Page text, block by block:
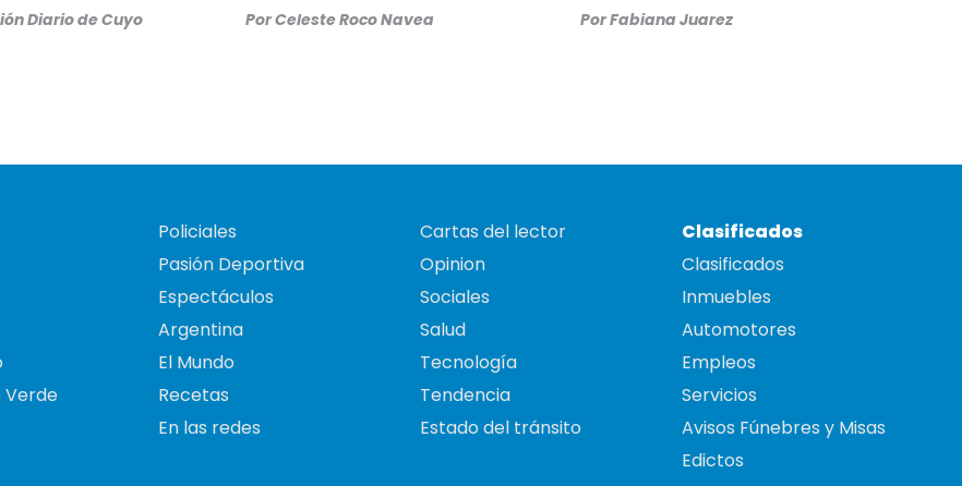
Diario de Cuyo PorCeleste Roco Navea PorFabiana Juarez
Verde
Policiales
Pasión Deportiva
Espectáculos
Argentina
El Mundo
Recetas
En las redes
Cartas del lector
Opinion
Sociales
Salud
Tecnología
Tendencia
Estado del tránsito
Clasificados
Clasificados
Inmuebles
Automotores
Empleos
Servicios
Avisos Fúnebres y Misas
Edictos